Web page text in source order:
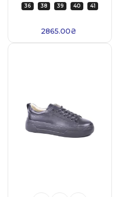
36 38 39 40 41
2865.00₴